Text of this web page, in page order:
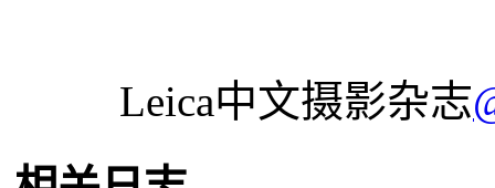
Leica中文摄影杂志